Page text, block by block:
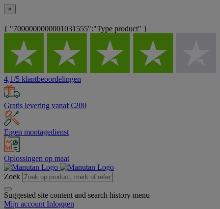
×
{ "7000000000001031555":"Type product" }
4,1/5 klantbeoordelingen
Gratis levering vanaf €200
Eigen montagedienst
Oplossingen op maat
Zoek
Suggested site content and search history menu
Mijn account Inloggen